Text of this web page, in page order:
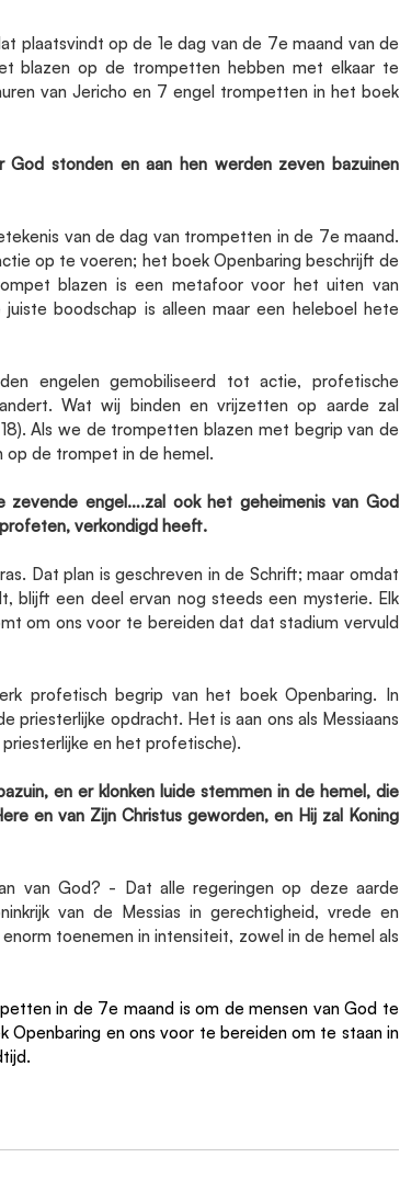
plaatsvindt op de 1e dag van de 7e maand van de
blazen op de trompetten hebben met elkaar te
van Jericho en 7 engel trompetten in het boek
stonden en aan hen werden zeven bazuinen
van de dag van trompetten in de 7e maand.
op te voeren; het boek Openbaring beschrijft de
blazen is een metafoor voor het uiten van
boodschap is alleen maar een heleboel hete
engelen gemobiliseerd tot actie, profetische
Wat wij binden en vrijzetten op aarde zal
Als we de trompetten blazen met begrip van de
op de trompet in de hemel.
engel….zal ook het geheimenis van God
verkondigd heeft.
Dat plan is geschreven in de Schrift; maar omdat
blijft een deel ervan nog steeds een mysterie. Elk
om ons voor te bereiden dat dat stadium vervuld
profetisch begrip van het boek Openbaring. In
priesterlijke opdracht. Het is aan ons als Messiaans
en het profetische).
en er klonken luide stemmen in de hemel, die
en van Zijn Christus geworden, en Hij zal Koning
van God? - Dat alle regeringen op deze aarde
van de Messias in gerechtigheid, vrede en
toenemen in intensiteit, zowel in de hemel als
in de 7e maand is om de mensen van God te
en ons voor te bereiden om te staan in